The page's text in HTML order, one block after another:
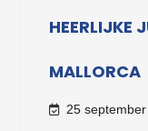
HEERLIJKE
MALLORCA
25